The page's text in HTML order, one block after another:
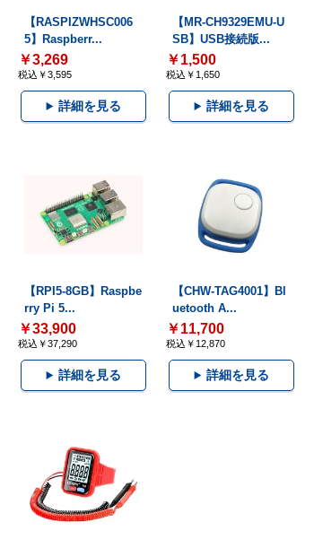
【RASPIZWHSC006
5】Raspberr...
￥3,269
税込￥3,595
詳細を見る
【MR-CH9329EMU-U
SB】USB接続版...
￥1,500
税込￥1,650
詳細を見る
【RPI5-8GB】Raspbe
rry Pi 5...
￥33,900
税込￥37,290
詳細を見る
【CHW-TAG4001】Bl
uetooth A...
￥11,700
税込￥12,870
詳細を見る